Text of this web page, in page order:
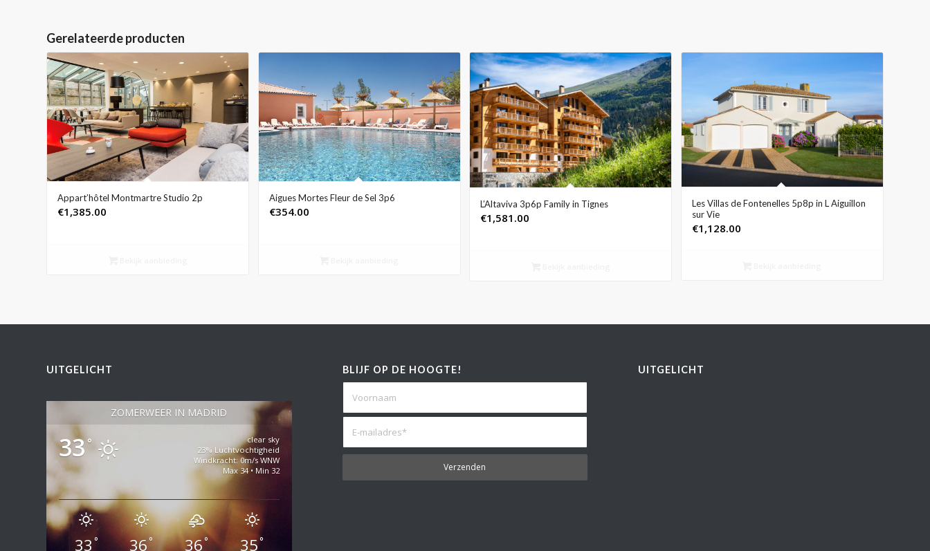
Gerelateerde producten
Appart’hôtel Montmartre Studio 2p
€1,385.00
Aigues Mortes Fleur de Sel 3p6
€354.00
L’Altaviva 3p6p Family in Tignes
€1,581.00
Les Villas de Fontenelles 5p8p in L Aiguillon
sur Vie
€1,128.00
UITGELICHT
ZOMERWEER IN MADRID
33°
clear sky
23% Luchtvochtigheid
Windkracht: 0m/s WNW
Max 34 • Min 32
33 ° 36° 36° 35°
BLIJF OP DE HOOGTE! UITGELICHT